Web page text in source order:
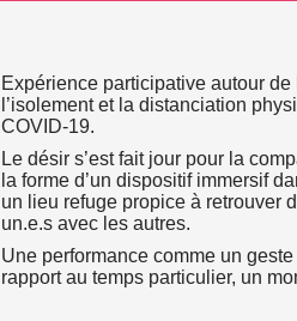
Expérience participative autour
l’isolement et la distanciation
COVID-19.
Le désir s’est fait jour pour la
la forme d’un dispositif immersif
un lieu refuge propice à retrouver
un.e.s avec les autres.
Une performance comme un
rapport au temps particulier, un